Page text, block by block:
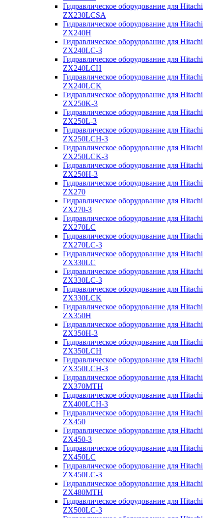
Гидравлическое оборудование для Hitachi
ZX230LCSA
Гидравлическое оборудование для Hitachi
ZX240H
Гидравлическое оборудование для Hitachi
ZX240LC-3
Гидравлическое оборудование для Hitachi
ZX240LCH
Гидравлическое оборудование для Hitachi
ZX240LCK
Гидравлическое оборудование для Hitachi
ZX250K-3
Гидравлическое оборудование для Hitachi
ZX250L-3
Гидравлическое оборудование для Hitachi
ZX250LCH-3
Гидравлическое оборудование для Hitachi
ZX250LCK-3
Гидравлическое оборудование для Hitachi
ZX250Н-3
Гидравлическое оборудование для Hitachi
ZX270
Гидравлическое оборудование для Hitachi
ZX270-3
Гидравлическое оборудование для Hitachi
ZX270LC
Гидравлическое оборудование для Hitachi
ZX270LC-3
Гидравлическое оборудование для Hitachi
ZX330LC
Гидравлическое оборудование для Hitachi
ZX330LC-3
Гидравлическое оборудование для Hitachi
ZX330LCK
Гидравлическое оборудование для Hitachi
ZX350H
Гидравлическое оборудование для Hitachi
ZX350H-3
Гидравлическое оборудование для Hitachi
ZX350LCH
Гидравлическое оборудование для Hitachi
ZX350LCH-3
Гидравлическое оборудование для Hitachi
ZX370MTH
Гидравлическое оборудование для Hitachi
ZX400LCH-3
Гидравлическое оборудование для Hitachi
ZX450
Гидравлическое оборудование для Hitachi
ZX450-3
Гидравлическое оборудование для Hitachi
ZX450LC
Гидравлическое оборудование для Hitachi
ZX450LC-3
Гидравлическое оборудование для Hitachi
ZX480MTH
Гидравлическое оборудование для Hitachi
ZX500LC-3